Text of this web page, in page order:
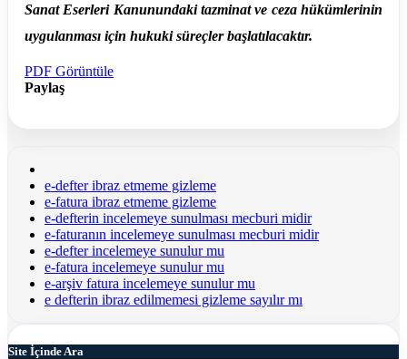
Sanat Eserleri Kanunundaki tazminat ve ceza hükümlerinin
uygulanması için hukuki süreçler başlatılacaktır.
PDF Görüntüle
Paylaş
e-defter ibraz etmeme gizleme
e-fatura ibraz etmeme gizleme
e-defterin incelemeye sunulması mecburi midir
e-faturanın incelemeye sunulması mecburi midir
e-defter incelemeye sunulur mu
e-fatura incelemeye sunulur mu
e-arşiv fatura incelemeye sunulur mu
e defterin ibraz edilmemesi gizleme sayılır mı
Site İçinde Ara